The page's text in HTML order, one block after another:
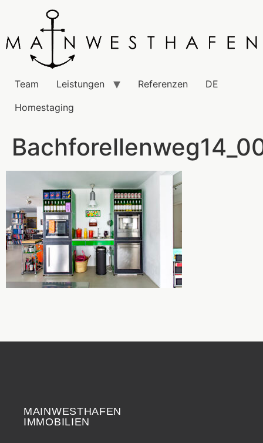
Team Leistungen Referenzen
DE
Homestaging
MAINWESTHAFEN
IMMOBILIEN